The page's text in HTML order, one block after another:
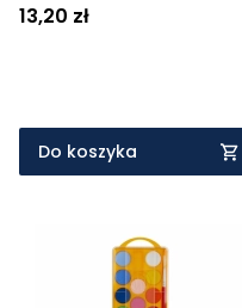
13,20 zł
Do koszyka